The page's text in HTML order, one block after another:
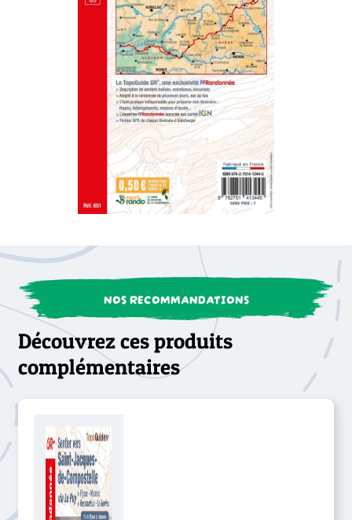
NOS RECOMMANDATIONS
Découvrez ces produits
complémentaires